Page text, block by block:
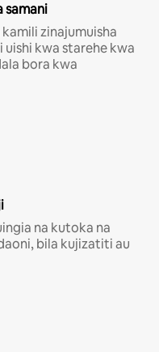
samani
zinajumuisha
kwa starehe kwa
bora kwa
na kutoka na
bila kujizatiti au